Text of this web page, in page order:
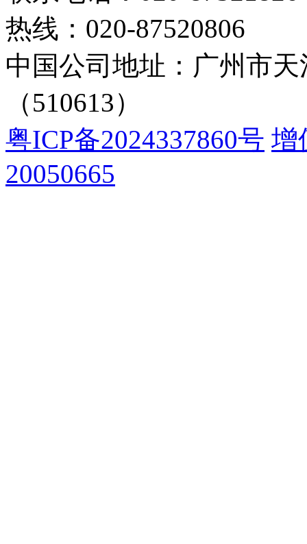
热线：020-87520806
中国公司地址：广州市
（510613）
粤ICP备2024337860号 增
20050665